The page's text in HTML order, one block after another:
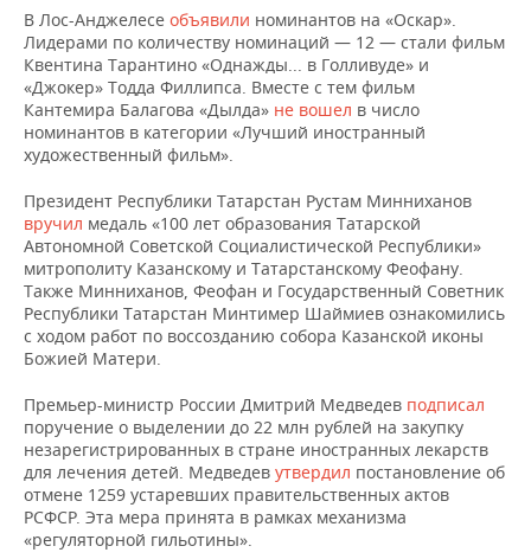
В Лос-Анджелесе объявили номинантов на «Оскар».
Лидерами по количеству номинаций — 12 — стали фильм
Квентина Тарантино «Однажды... в Голливуде» и
«Джокер» Тодда Филлипса. Вместе с тем фильм
Кантемира Балагова «Дылда» не вошел в число
номинантов в категории «Лучший иностранный
художественный фильм».
Президент Республики Татарстан Рустам Минниханов
вручил медаль «100 лет образования Татарской
Автономной Советской Социалистической Республики»
митрополиту Казанскому и Татарстанскому Феофану.
Также Минниханов, Феофан и Государственный Советник
Республики Татарстан Минтимер Шаймиев ознакомились
с ходом работ по воссозданию собора Казанской иконы
Божией Матери.
Премьер-министр России Дмитрий Медведев подписал
поручение о выделении до 22 млн рублей на закупку
незарегистрированных в стране иностранных лекарств
для лечения детей. Медведев утвердил постановление об
отмене 1259 устаревших правительственных актов
РСФСР. Эта мера принята в рамках механизма
«регуляторной гильотины».